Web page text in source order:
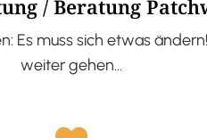
/ Beratung
Es muss sich etwas
weiter gehen…